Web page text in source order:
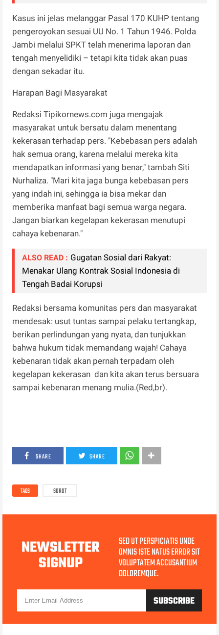
Kasus ini jelas melanggar Pasal 170 KUHP tentang
pengeroyokan sesuai UU No. 1 Tahun 1946. Polda
Jambi melalui SPKT telah menerima laporan dan
tengah menyelidiki – tetapi kita tidak akan puas
dengan sekadar itu.
Harapan Bagi Masyarakat
Redaksi Tipikornews.com juga mengajak
masyarakat untuk bersatu dalam menentang
kekerasan terhadap pers. "Kebebasan pers adalah
hak semua orang, karena melalui mereka kita
mendapatkan informasi yang benar," tambah Siti
Nurhaliza. "Mari kita jaga bunga kebebasan pers
yang indah ini, sehingga ia bisa mekar dan
memberika manfaat bagi semua warga negara.
Jangan biarkan kegelapan kekerasan menutupi
cahaya kebenaran."
ALSO READ : Gugatan Sosial dari Rakyat:
Menakar Ulang Kontrak Sosial Indonesia di
Tengah Badai Korupsi
Redaksi bersama komunitas pers dan masyarakat
mendesak: usut tuntas sampai pelaku tertangkap,
berikan perlindungan yang nyata, dan tunjukkan
bahwa hukum tidak memandang wajah! Cahaya
kebenaran tidak akan pernah terpadam oleh
kegelapan kekerasan dan kita akan terus bersuara
sampai kebenaran menang mulia.(Red,br).
SHARE SHARE
TAGS SOROT
NEWSLETTER
SIGNUP
SED UT PERSPICIATIS UNDE
OMNIS ISTE NATUS ERROR SIT
VOLUPTATEM ACCUSANTIUM
DOLOREMQUE.